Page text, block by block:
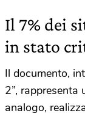
Il 7% dei
in stato
Il documento,
2”,
analogo,